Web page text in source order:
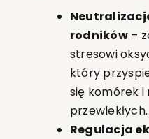
rodników–
stresowi
który
się komórek
przewlekłych.
Regulacja